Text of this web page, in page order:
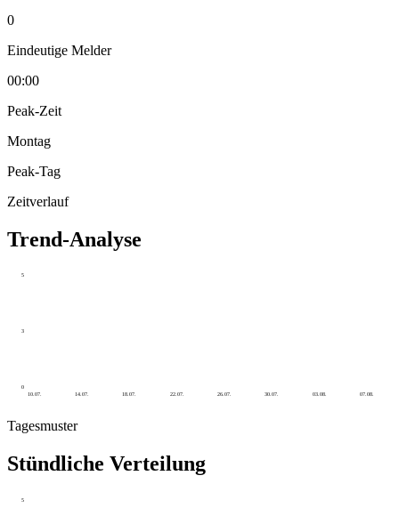
0
Eindeutige Melder
00:00
Peak-Zeit
Montag
Peak-Tag
Zeitverlauf
Trend-Analyse
0
3
5
10.07. 14.07. 18.07. 22.07. 26.07. 30.07. 03.08. 07.08.
Tagesmuster
Stündliche Verteilung
5